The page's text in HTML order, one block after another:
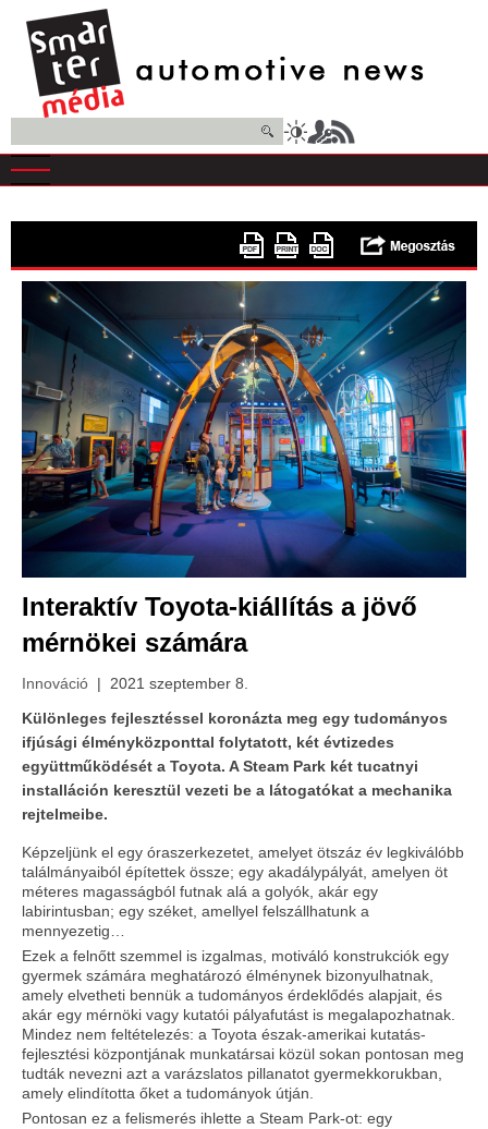
tartalomra
Interaktív Toyota-kiállítás a jövő
mérnökei számára
Innováció | 2021 szeptember 8.
Különleges fejlesztéssel koronázta meg egy tudományos
ifjúsági élményközponttal folytatott, két évtizedes
együttműködését a Toyota. A Steam Park két tucatnyi
installáción keresztül vezeti be a látogatókat a mechanika
rejtelmeibe.
Képzeljünk el egy óraszerkezetet, amelyet ötszáz év legkiválóbb
találmányaiból építettek össze; egy akadálypályát, amelyen öt
méteres magasságból futnak alá a golyók, akár egy
labirintusban; egy széket, amellyel felszállhatunk a
mennyezetig…
Ezek a felnőtt szemmel is izgalmas, motiváló konstrukciók egy
gyermek számára meghatározó élménynek bizonyulhatnak,
amely elvetheti bennük a tudományos érdeklődés alapjait, és
akár egy mérnöki vagy kutatói pályafutást is megalapozhatnak.
Mindez nem feltételezés: a Toyota észak-amerikai kutatás-
fejlesztési központjának munkatársai közül sokan pontosan meg
tudták nevezni azt a varázslatos pillanatot gyermekkorukban,
amely elindította őket a tudományok útján.
Pontosan ez a felismerés ihlette a Steam Park-ot: egy